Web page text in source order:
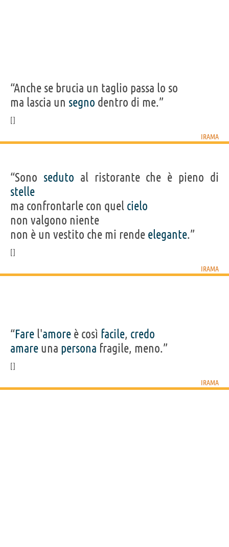
“Anche se brucia un taglio passa lo so
ma lascia un segno dentro di me.”
IRAMA
“Sono seduto al ristorante che è pieno di
stelle
ma confrontarle con quel cielo
non valgono niente
non è un vestito che mi rende elegante.”
IRAMA
“Fare l'amore è così facile, credo
amare una persona fragile, meno.”
IRAMA